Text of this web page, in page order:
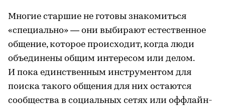
Многие старшие не готовы знакомиться
«специально» — они выбирают естественное
общение, которое происходит, когда люди
объединены общим интересом или делом.
И пока единственным инструментом для
поиска такого общения для них остаются
сообщества в социальных сетях или оффлайн-